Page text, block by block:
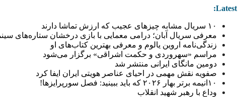
Latest:
۱۰ سریال مشابه چیزهای عجیب که ارزش تماشا دارند
معرفی سریال آبان؛ درامی معمایی با بازی درخشان ستاره‌های
زندگی‌نامه اروین یالوم و معرفی بهترین کتاب‌های او
مراسم «سهروردی و حکمت اشراقی» برگزار می‌شود
دومین مانگای ایرانی منتشر شد
صفویه نقش مهمی در احیای عناصر هویتی ایران ایفا کرد
۱۰انیمه برتر بهار ۲۰۲۶ که باید ببینید: فصل سورپرایزها!
وداع با رهبر شهید انقلاب